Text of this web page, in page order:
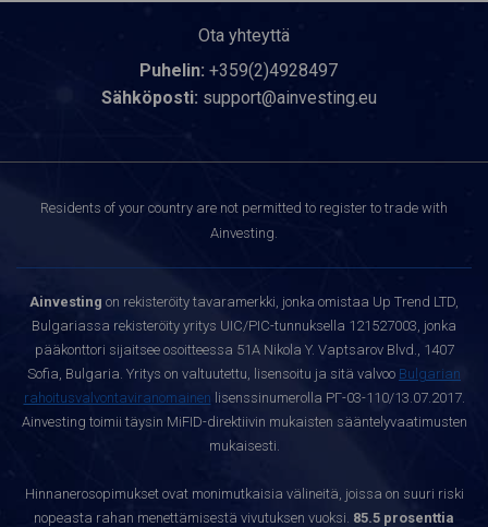
Ota yhteyttä
Puhelin: +359(2)4928497
Sähköposti: support@ainvesting.eu
Residents of your country are not permitted to register to trade with
Ainvesting.
Ainvesting on rekisteröity tavaramerkki, jonka omistaa Up Trend LTD,
Bulgariassa rekisteröity yritys UIC/PIC-tunnuksella 121527003, jonka
pääkonttori sijaitsee osoitteessa 51A Nikola Y. Vaptsarov Blvd., 1407
Sofia, Bulgaria. Yritys on valtuutettu, lisensoitu ja sitä valvoo Bulgarian
rahoitusvalvontaviranomainen lisenssinumerolla РГ-03-110/13.07.2017.
Ainvesting toimii täysin MiFID-direktiivin mukaisten sääntelyvaatimusten
mukaisesti.
Hinnanerosopimukset ovat monimutkaisia välineitä, joissa on suuri riski
nopeasta rahan menettämisestä vivutuksen vuoksi. 85.5 prosenttia